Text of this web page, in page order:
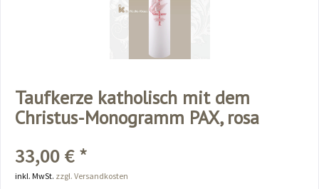
Taufkerze katholisch mit dem
Christus-Monogramm PAX, rosa
33,00 € *
inkl. MwSt. zzgl. Versandkosten